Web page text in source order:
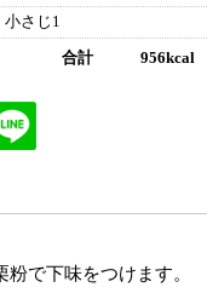
小さじ1
合計 956kcal
で下味をつけます。